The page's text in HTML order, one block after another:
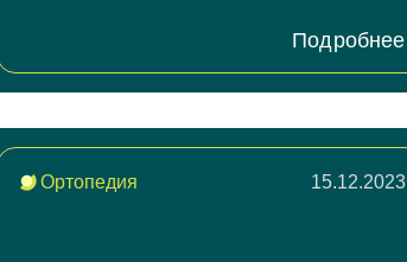
Подробнее
Ортопедия 15.12.2023